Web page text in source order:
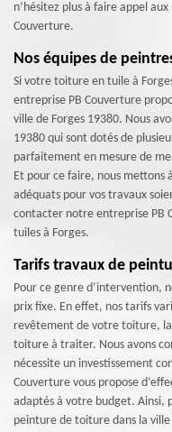
n’hésitez plus à faire appel
Couverture.
Nos équipes de
Si votre toiture en tuile à
entreprise PB Couverture
ville de Forges 19380. Nous
19380 qui sont dotés de
parfaitement en mesure de
Et pour ce faire, nous mettons
adéquats pour vos travaux
contacter notre entreprise PB
tuiles à Forges.
Tarifs travaux de
Pour ce genre d’intervention,
prix fixe. En effet, nos tarifs
revêtement de votre toiture,
toiture à traiter. Nous avons
nécessite un investissement
Couverture vous propose
adaptés à votre budget. Ainsi,
peinture de toiture dans la ville